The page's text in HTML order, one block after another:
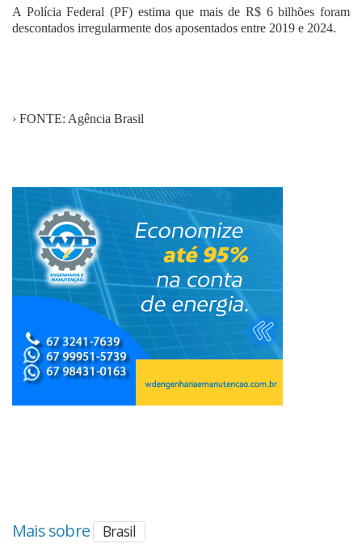
A Polícia Federal (PF) estima que mais de R$ 6 bilhões foram
descontados irregularmente dos aposentados entre 2019 e 2024.
› FONTE: Agência Brasil
Mais sobre Brasil